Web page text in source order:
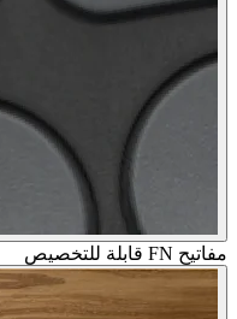
مفاتيح FN قابلة للتخصيص